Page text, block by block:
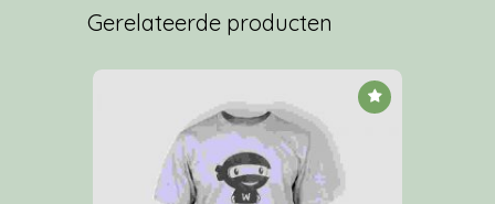
Gerelateerde producten